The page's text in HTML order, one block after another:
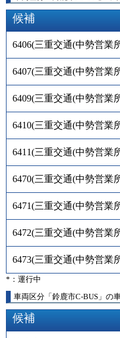
候補
6406(三重交通(中勢営業
6407(三重交通(中勢営業
6409(三重交通(中勢営業
6410(三重交通(中勢営業
6411(三重交通(中勢営業
6470(三重交通(中勢営業
6471(三重交通(中勢営業
6472(三重交通(中勢営業
6473(三重交通(中勢営業
*：運行中
車両区分「鈴鹿市C-BUS」の
候補